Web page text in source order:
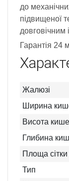
до
підвищеної
довговічним
Гарантія 24
Жалюзі
Ширина
Висота
Глибина
Площа
Тип